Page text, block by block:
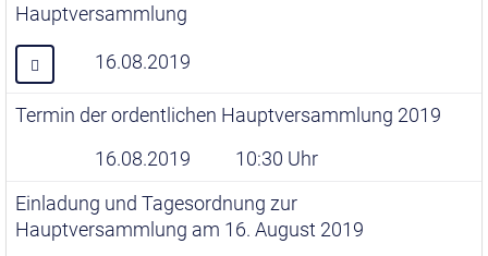
Hauptversammlung
16.08.2019
Termin der ordentlichen Hauptversammlung 2019
16.08.2019
10:30 Uhr
Einladung und Tagesordnung zur
Hauptversammlung am 16. August 2019